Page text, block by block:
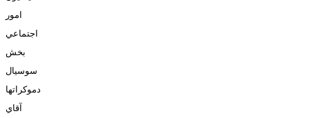
امور
اجتماعي
بخش
سوسيال
دموکراتها
آقاي